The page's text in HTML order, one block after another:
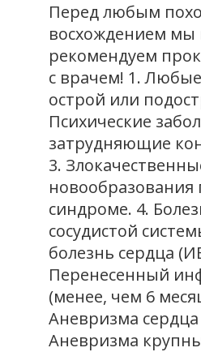
Перед любым
восхождением мы
рекомендуем
с врачем! 1.
острой или
Психические
затрудняющие
3.
синдроме. 4.
сосудистой
болезнь сердца
Перенесенный
(менее, чем 6
Аневризма
Аневризма